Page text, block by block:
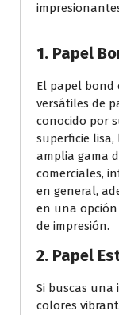
1. Papel
El papel bond
versátiles de
conocido por
superficie
amplia gama
comerciales,
en general,
en una
de impresión.
2. Papel
Si buscas
colores